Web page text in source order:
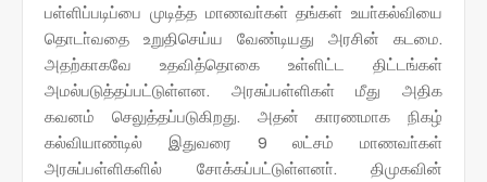
பள்ளிப்படிப்பை முடித்த மாணவா்கள் தங்கள் உயா்கல்வியை
தொடா்வதை உறுதிசெய்ய வேண்டியது அரசின் கடமை.
அதற்காகவே உதவித்தொகை உள்ளிட்ட திட்டங்கள்
அமல்படுத்தப்பட்டுள்ளன. அரசுப்பள்ளிகள் மீது அதிக
கவனம் செலுத்தப்படுகிறது. அதன் காரணமாக நிகழ்
கல்வியாண்டில் இதுவரை 9 லட்சம் மாணவா்கள்
அரசுப்பள்ளிகளில் சோக்கப்பட்டுள்ளனா். திமுகவின்